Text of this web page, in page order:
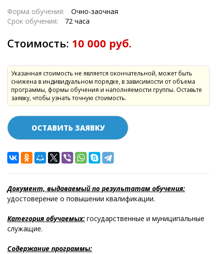
Форма обучения:
Очно-заочная
Срок обучения:
72 часа
Стоимость: 10 000 руб.
Указанная стоимость не является окончательной, может быть
снижена в индивидуальном порядке, в зависимости от объема
программы, формы обучения и наполняемости группы. Оставьте
заявку, чтобы узнать точную стоимость.
ОСТАВИТЬ ЗАЯВКУ
Документ, выдаваемый по результатам обучения:
удостоверение о повышении квалификации.
Категория обучаемых: государственные и муниципальные
служащие.
Содержание программы: